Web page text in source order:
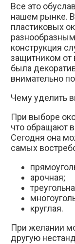
Все это
нашем рынке.
пластиковых
конструкция
защитником от
была
внимательно
Чему уделить
При выборе
что обращают
Сегодня она
самых
арочная;
круглая.
При желании
другую